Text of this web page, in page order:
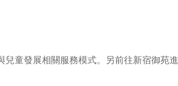
兒童發展相關服務模式。另前往新宿御苑